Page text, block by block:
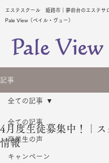
エステスクール 姫路市｜夢前台のエステサ
Pale View（ペイル・ヴュー）
記事
全ての記事
卒業生の声
キャンペーン
全ての記事
4月度生徒募集中！｜
情報